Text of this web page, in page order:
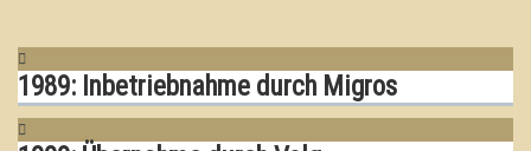
1989: Inbetriebnahme durch Migros